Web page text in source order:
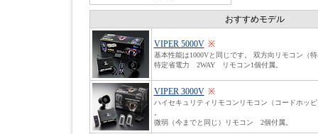
おすすめモデル
VIPER 5000V ※
基本性能は1000Vと同じです。 双方向リモコン（
特定省電力 2WAY リモコン1個付属。
VIPER 3000V ※
ハイセキュリティリモコンリモコン（コードホッ
微弱（今までと同じ）リモコン 2個付属。